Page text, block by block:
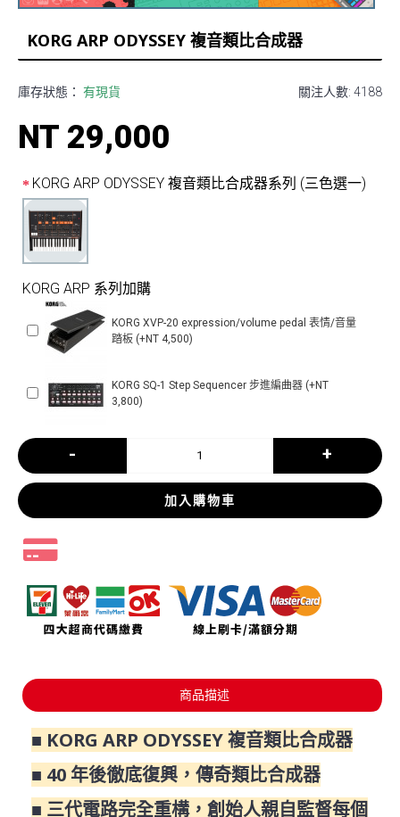
KORG ARP ODYSSEY 複音類比合成器
關注人數: 4188
庫存狀態： 有現貨
NT 29,000
KORG ARP ODYSSEY 複音類比合成器系列 (三色選一)
KORG ARP 系列加購
KORG XVP-20 expression/volume pedal 表情/音量
踏板 (+NT 4,500)
KORG SQ-1 Step Sequencer 步進編曲器 (+NT
3,800)
- +
加入購物車
商品描述
■ KORG ARP ODYSSEY 複音類比合成器
■ 40 年後徹底復興，傳奇類比合成器
■ 三代電路完全重構，創始人親自監督每個